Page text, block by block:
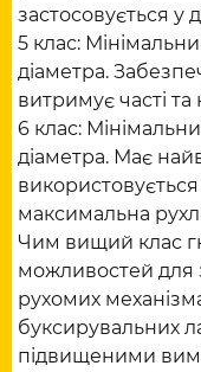
застосовується у
5 клас:
діаметра.
витримує часті та
6 клас:
діаметра. Має
максимальна
Чим вищий клас
можливостей для
рухомих
буксирувальних
підвищеними